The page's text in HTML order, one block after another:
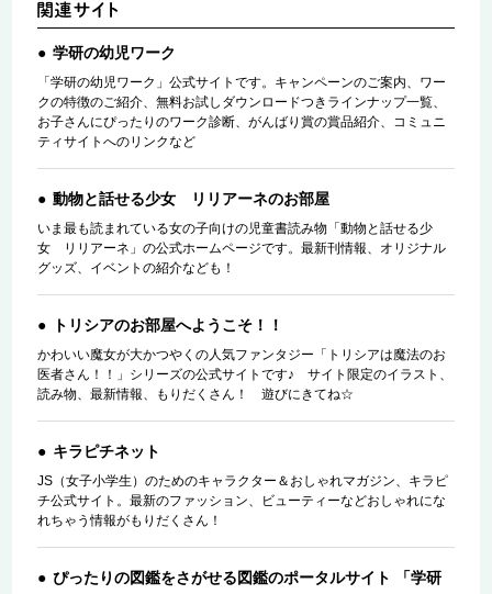
学研の幼児ワーク
「学研の幼児ワーク」公式サイトです。キャンペーンのご案内、ワー
クの特徴のご紹介、無料お試しダウンロードつきラインナップ一覧、
お子さんにぴったりのワーク診断、がんばり賞の賞品紹介、コミュニ
ティサイトへのリンクなど
動物と話せる少女 リリアーネのお部屋
いま最も読まれている女の子向けの児童書読み物「動物と話せる少
女 リリアーネ」の公式ホームページです。最新刊情報、オリジナル
グッズ、イベントの紹介なども！
トリシアのお部屋へようこそ！！
かわいい魔女が大かつやくの人気ファンタジー「トリシアは魔法のお
医者さん！！」シリーズの公式サイトです♪ サイト限定のイラスト、
読み物、最新情報、もりだくさん！ 遊びにきてね☆
キラピチネット
JS（女子小学生）のためのキャラクター＆おしゃれマガジン、キラピ
チ公式サイト。最新のファッション、ビューティーなどおしゃれにな
れちゃう情報がもりだくさん！
ぴったりの図鑑をさがせる図鑑のポータルサイト 「学研